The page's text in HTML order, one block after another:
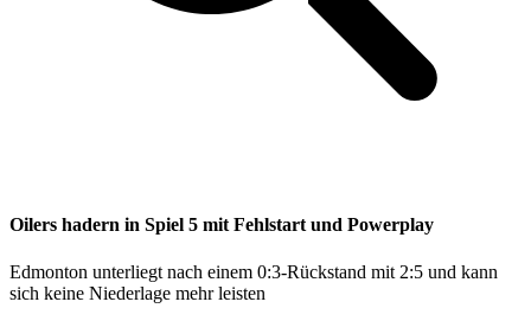
Oilers hadern in Spiel 5 mit Fehlstart und Powerplay
Edmonton unterliegt nach einem 0:3-Rückstand mit 2:5 und kann
sich keine Niederlage mehr leisten